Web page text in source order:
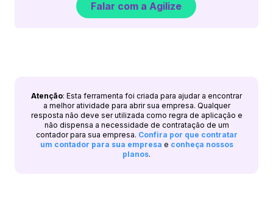
Falar com a Agilize
Atenção: Esta ferramenta foi criada para ajudar a encontrar
a melhor atividade para abrir sua empresa. Qualquer
resposta não deve ser utilizada como regra de aplicação e
não dispensa a necessidade de contratação de um
contador para sua empresa. Confira por que contratar
um contador para sua empresa e conheça nossos
planos.